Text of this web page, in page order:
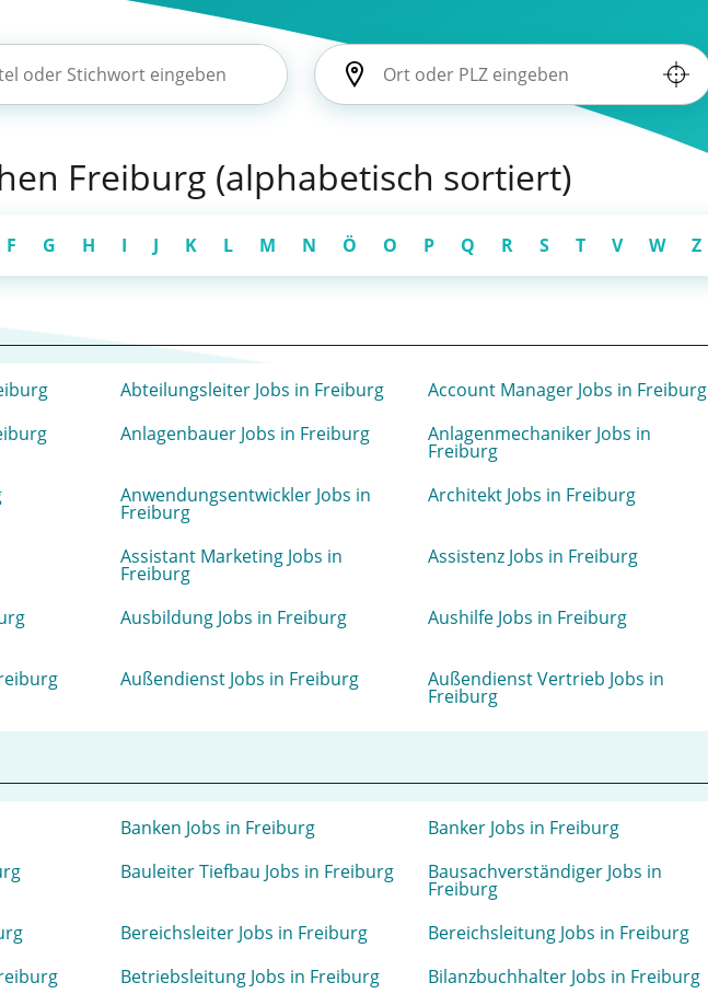
Freiburg (alphabetisch sortiert)
F G H I J K L M N Ö O P Q R S T V W Z
Abteilungsleiter Jobs in Freiburg Account Manager Jobs in Freiburg
Anlagenbauer Jobs in Freiburg Anlagenmechaniker Jobs in
Freiburg
Anwendungsentwickler Jobs in
Freiburg
Architekt Jobs in Freiburg
Assistant Marketing Jobs in
Freiburg
Assistenz Jobs in Freiburg
Ausbildung Jobs in Freiburg Aushilfe Jobs in Freiburg
Außendienst Jobs in Freiburg Außendienst Vertrieb Jobs in
Freiburg
Banken Jobs in Freiburg Banker Jobs in Freiburg
Bauleiter Tiefbau Jobs in Freiburg Bausachverständiger Jobs in
Freiburg
Bereichsleiter Jobs in Freiburg Bereichsleitung Jobs in Freiburg
Betriebsleitung Jobs in Freiburg Bilanzbuchhalter Jobs in Freiburg